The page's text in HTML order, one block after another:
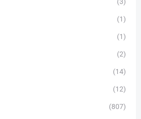
(1)
(1)
(2)
(14)
(12)
(807)